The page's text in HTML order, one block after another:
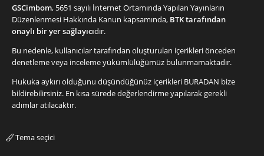
GSCimbom, 5651 sayılı İnternet Ortamında Yapılan Yayınların
Düzenlenmesi Hakkında Kanun kapsamında, BTK tarafından
onaylı bir yer sağlayıcıdır.
Bu nedenle, kullanıcılar tarafından oluşturulan içerikleri önceden
denetleme veya inceleme yükümlülüğümüz bulunmamaktadır.
Hukuka aykırı olduğunu düşündüğünüz içerikleri BURADAN bize
bildirebilirsiniz. En kısa sürede değerlendirme yapılarak gerekli
adımlar atılacaktır.
Tema seçici